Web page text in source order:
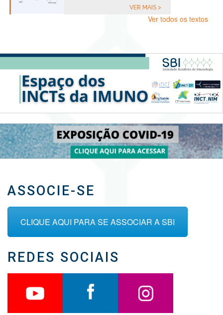
VER MAIS >
Ver todos os textos
ASSOCIE-SE
CLIQUE AQUI PARA SE ASSOCIAR A SBI
REDES SOCIAIS